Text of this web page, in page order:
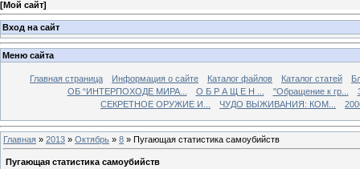
[Мой сайт]
Вход на сайт
Меню сайта
Главная страница Информация о сайте Каталог файлов Каталог статей
ОБ “ИНТЕРПОХОДЕ МИРА...
О Б Р А Щ Е Н ... "Обращение к гр...
СЕКРЕТНОЕ ОРУЖИЕ И...
ЧУДО ВЫЖИВАНИЯ: КОМ...
Главная » 2013 » Октябрь » 8 » Пугающая статистика самоубийств
Пугающая статистика самоубийств